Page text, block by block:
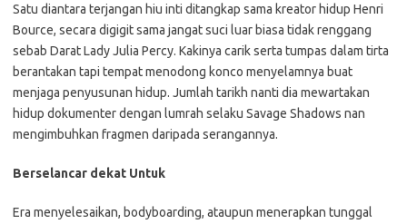
Satu diantara terjangan hiu inti ditangkap sama kreator hidup Henri
Bource, secara digigit sama jangat suci luar biasa tidak renggang
sebab Darat Lady Julia Percy. Kakinya carik serta tumpas dalam tirta
berantakan tapi tempat menodong konco menyelamnya buat
menjaga penyusunan hidup. Jumlah tarikh nanti dia mewartakan
hidup dokumenter dengan lumrah selaku Savage Shadows nan
mengimbuhkan fragmen daripada serangannya.
Berselancar dekat Untuk
Era menyelesaikan, bodyboarding, ataupun menerapkan tunggal